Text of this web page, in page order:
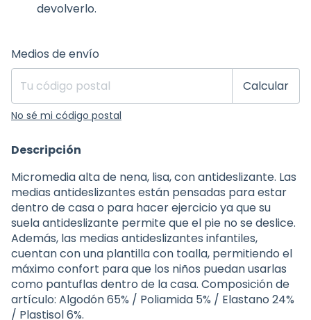
devolverlo.
Entregas para el CP:
Medios de envío
Calcular
No sé mi código postal
Descripción
Micromedia alta de nena, lisa, con antideslizante. Las
medias antideslizantes están pensadas para estar
dentro de casa o para hacer ejercicio ya que su
suela antideslizante permite que el pie no se deslice.
Además, las medias antideslizantes infantiles,
cuentan con una plantilla con toalla, permitiendo el
máximo confort para que los niños puedan usarlas
como pantuflas dentro de la casa. Composición de
artículo: Algodón 65% / Poliamida 5% / Elastano 24%
/ Plastisol 6%.